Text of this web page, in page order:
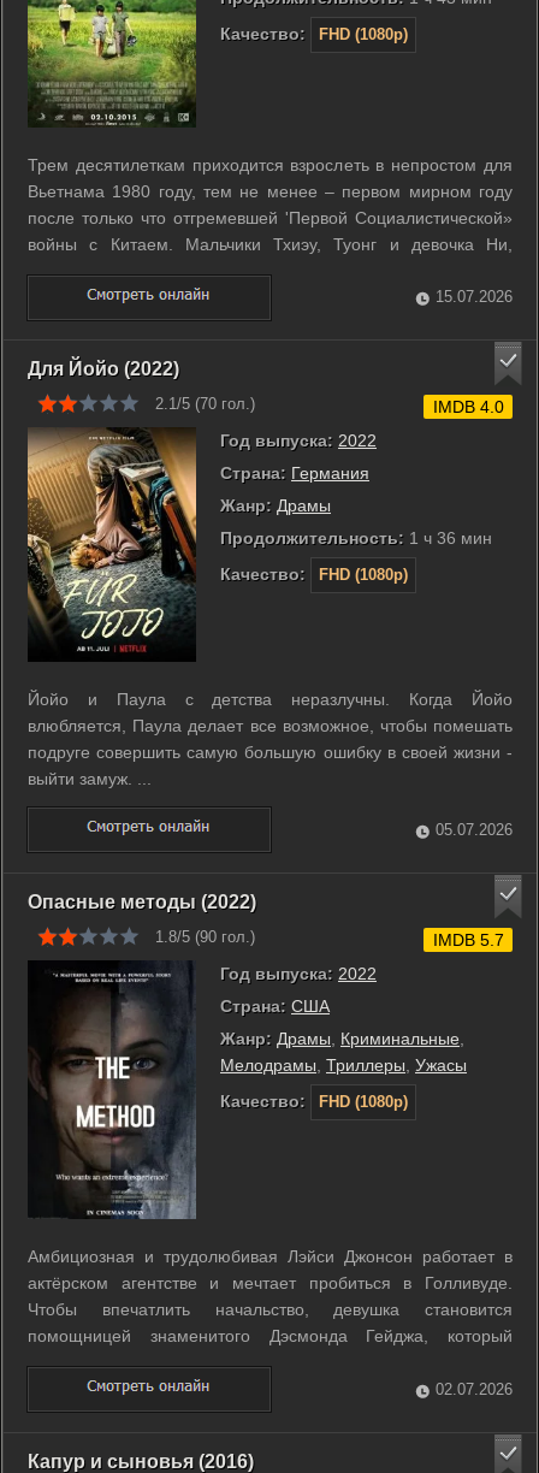
Качество:
FHD (1080p)
Трем десятилеткам приходится взрослеть в непростом для
Вьетнама 1980 году, тем не менее – первом мирном году
после только что отгремевшей 'Первой Социалистической»
войны с Китаем. Мальчики Тхиэу, Туонг и девочка Ни,
которую ребятня называет принцессой, создают свой
романтический мир – немного горький, как окружающая
действительность, но в целом ...
15.07.2026
Для Йойо (2022)
2.1/5 (70 гол.)
Год выпуска: 2022
Страна: Германия
Жанр: Драмы
Продолжительность: 1 ч 36 мин
Качество:
FHD (1080p)
IMDB 4.0
Йойо и Паула с детства неразлучны. Когда Йойо
влюбляется, Паула делает все возможное, чтобы помешать
подруге совершить самую большую ошибку в своей жизни -
выйти замуж. ...
05.07.2026
Опасные методы (2022)
1.8/5 (90 гол.)
Год выпуска: 2022
Страна: США
Жанр: Драмы Криминальные
Мелодрамы Триллеры Ужасы
Качество:
FHD (1080p)
IMDB 5.7
Амбициозная и трудолюбивая Лэйси Джонсон работает в
актёрском агентстве и мечтает пробиться в Голливуде.
Чтобы впечатлить начальство, девушка становится
помощницей знаменитого Дэсмонда Гейджа, который
привык слишком сильно погружаться в роли. Для подготовки
к следующему фильму Дэсмонд уезжает в глушь, где
пытается перевоплотиться в сурового ...
02.07.2026
Капур и сыновья (2016)